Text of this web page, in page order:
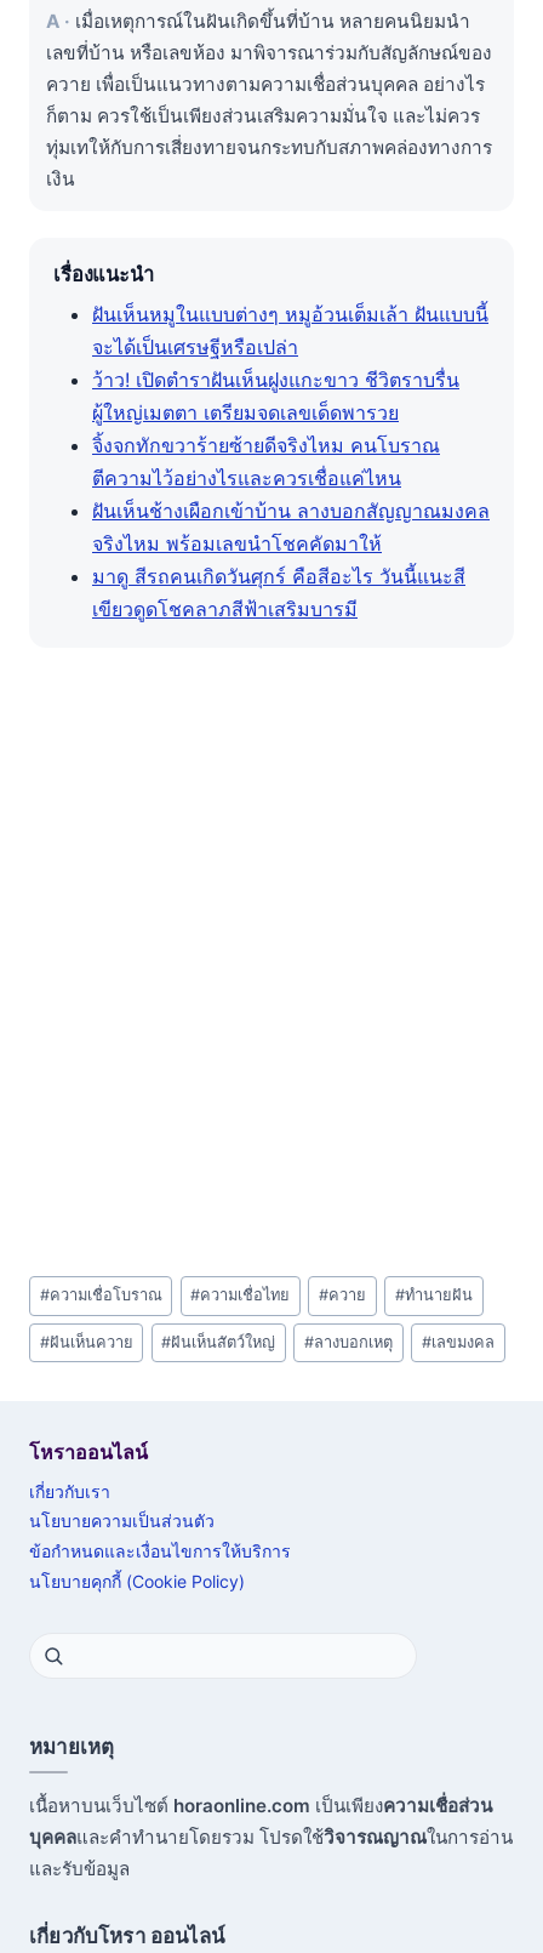
เมื่อเหตุการณ์ในฝันเกิดขึ้นที่บ้าน หลายคนนิยมนำ
เลขที่บ้าน หรือเลขห้อง มาพิจารณาร่วมกับสัญลักษณ์ของ
ควาย เพื่อเป็นแนวทางตามความเชื่อส่วนบุคคล อย่างไร
ก็ตาม ควรใช้เป็นเพียงส่วนเสริมความมั่นใจ และไม่ควร
ทุ่มเทให้กับการเสี่ยงทายจนกระทบกับสภาพคล่องทางการ
เงิน
เรื่องแนะนำ
ฝันเห็นหมูในแบบต่างๆ หมูอ้วนเต็มเล้า ฝันแบบนี้
จะได้เป็นเศรษฐีหรือเปล่า
ว้าว! เปิดตำราฝันเห็นฝูงแกะขาว ชีวิตราบรื่น
ผู้ใหญ่เมตตา เตรียมจดเลขเด็ดพารวย
จิ้งจกทักขวาร้ายซ้ายดีจริงไหม คนโบราณ
ตีความไว้อย่างไรและควรเชื่อแค่ไหน
ฝันเห็นช้างเผือกเข้าบ้าน ลางบอกสัญญาณมงคล
จริงไหม พร้อมเลขนำโชคคัดมาให้
มาดู สีรถคนเกิดวันศุกร์ คือสีอะไร วันนี้แนะสี
เขียวดูดโชคลาภสีฟ้าเสริมบารมี
Post
Tags:
#ความเชื่อโบราณ #ความเชื่อไทย #ควาย #ทำนายฝัน
#ฝันเห็นควาย #ฝันเห็นสัตว์ใหญ่ #ลางบอกเหตุ #เลขมงคล
โหราออนไลน์
เกี่ยวกับเรา
นโยบายความเป็นส่วนตัว
ข้อกำหนดและเงื่อนไขการให้บริการ
นโยบายคุกกี้ (Cookie Policy)
หมายเหตุ
เนื้อหาบนเว็บไซต์ horaonline.com เป็นเพียงความเชื่อส่วน
บุคคลและคำทำนายโดยรวม โปรดใช้วิจารณญาณในการอ่าน
และรับข้อมูล
เกี่ยวกับโหรา ออนไลน์